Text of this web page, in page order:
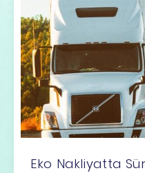
Eko Nakliyatta